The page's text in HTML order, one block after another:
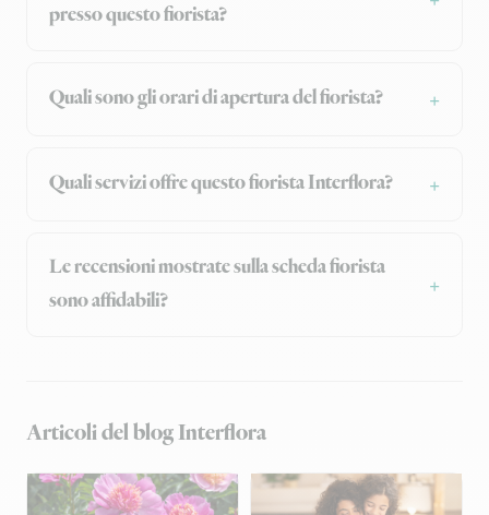
presso questo fiorista?
Quali sono gli orari di apertura del fiorista?
Quali servizi offre questo fiorista Interflora?
Le recensioni mostrate sulla scheda fiorista
sono affidabili?
Articoli del blog Interflora